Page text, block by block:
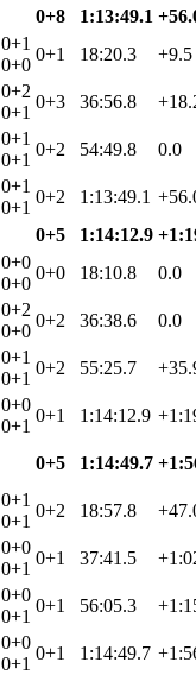
0+8 1:13:49.1
0+1
0+0
0+1 18:20.3 +9.5
0+2
0+1
0+3 36:56.8
0+1
0+1
0+2 54:49.8 0.0
0+1
0+1
0+2 1:13:49.1
0+5 1:14:12.9
0+0
0+0
0+0 18:10.8 0.0
0+2
0+0
0+2 36:38.6 0.0
0+1
0+1
0+2 55:25.7
0+0
0+1
0+1 1:14:12.9
0+5 1:14:49.7
0+1
0+1
0+2 18:57.8
0+0
0+1
0+1 37:41.5
0+0
0+1
0+1 56:05.3
0+0
0+1
0+1 1:14:49.7